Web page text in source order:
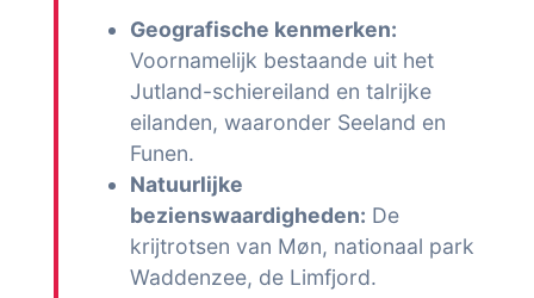
Geografische kenmerken:
Voornamelijk bestaande uit het
Jutland-schiereiland en talrijke
eilanden, waaronder Seeland en
Funen.
Natuurlijke
bezienswaardigheden: De
krijtrotsen van Møn, nationaal park
Waddenzee, de Limfjord.